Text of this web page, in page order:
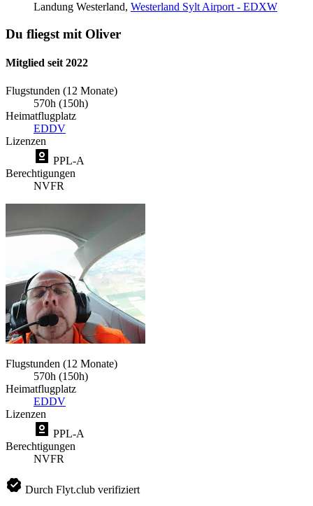
Landung Westerland, Westerland Sylt Airport - EDXW
Du fliegst mit Oliver
Mitglied seit 2022
Flugstunden (12 Monate)
570h (150h)
Heimatflugplatz
EDDV
Lizenzen
PPL-A
Berechtigungen
NVFR
Flugstunden (12 Monate)
570h (150h)
Heimatflugplatz
EDDV
Lizenzen
PPL-A
Berechtigungen
NVFR
Durch Flyt.club verifiziert